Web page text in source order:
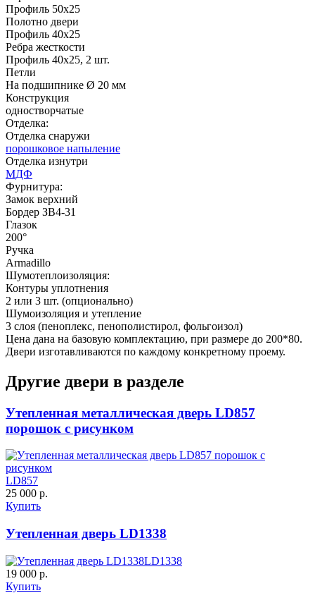
Рисунок 15
Д-35 С
Д-36 46 30
Д-36 С Д-36 СС
Д-37 Н Д-43 30
C51
C53
C55 C56
C57
Профиль 50х25
Полотно двери
Профиль 40х25
Ребра жесткости
Профиль 40х25, 2 шт.
Петли
На подшипнике Ø 20 мм
Конструкция
одностворчатые
Отделка:
Отделка снаружи
порошковое напыление
Отделка изнутри
МДФ
Фурнитура:
Замок верхний
Бордер ЗВ4-31
Глазок
200°
Ручка
Armadillo
Шумотеплоизоляция:
Контуры уплотнения
2 или 3 шт. (опционально)
Шумоизоляция и утепление
3 слоя (пеноплекс, пенополистирол, фольгоизол)
Цена дана на базовую комплектацию, при размере до 200*80.
Двери изготавливаются по каждому конкретному проему.
Другие двери в разделе
Утепленная металлическая дверь LD857
порошок с рисунком
LD857
25 000 р.
Купить
Утепленная дверь LD1338
LD1338
19 000 р.
Купить